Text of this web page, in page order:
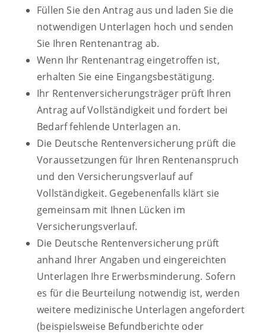
Füllen Sie den Antrag aus und laden Sie die
notwendigen Unterlagen hoch und senden
Sie Ihren Rentenantrag ab.
Wenn Ihr Rentenantrag eingetroffen ist,
erhalten Sie eine Eingangsbestätigung.
Ihr Rentenversicherungsträger prüft Ihren
Antrag auf Vollständigkeit und fordert bei
Bedarf fehlende Unterlagen an.
Die Deutsche Rentenversicherung prüft die
Voraussetzungen für Ihren Rentenanspruch
und den Versicherungsverlauf auf
Vollständigkeit. Gegebenenfalls klärt sie
gemeinsam mit Ihnen Lücken im
Versicherungsverlauf.
Die Deutsche Rentenversicherung prüft
anhand Ihrer Angaben und eingereichten
Unterlagen Ihre Erwerbsminderung. Sofern
es für die Beurteilung notwendig ist, werden
weitere medizinische Unterlagen angefordert
(beispielsweise Befundberichte oder